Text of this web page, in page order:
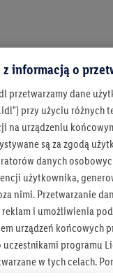
Bądź
informacją o
dane
przy użyciu różnych
urządzeniu
są za zgodą
danych
użytkownika,
nimi. Przetwarzanie
i umożliwienia
urządzeń końcowych
programu
w tych celach.